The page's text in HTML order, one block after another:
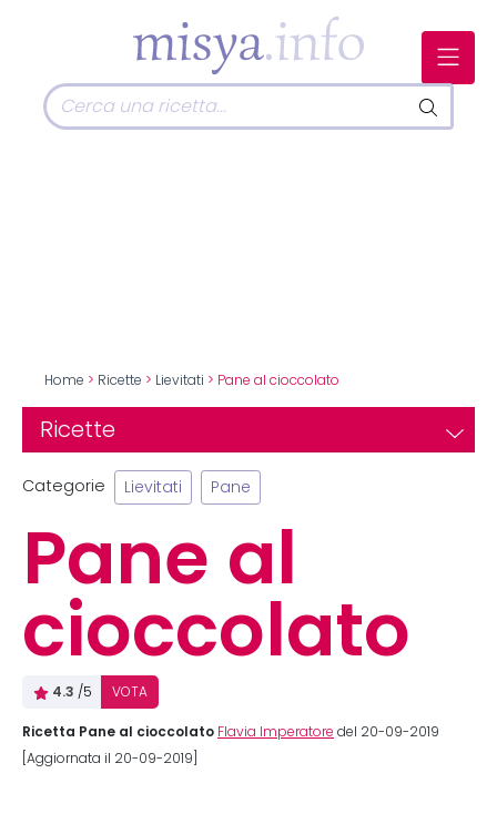
Home > Ricette > Lievitati > Pane al cioccolato
Ricette
Categorie Lievitati Pane
Pane al
cioccolato
4.3 /5 VOTA
Ricetta Pane al cioccolato Flavia Imperatore del 20-09-2019
[Aggiornata il 20-09-2019]